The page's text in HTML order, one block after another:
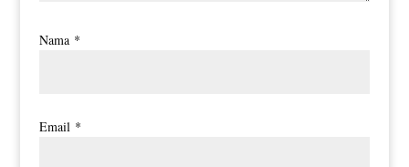
Nama *
Email *